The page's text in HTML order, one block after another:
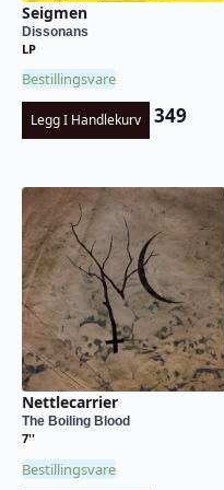
Seigmen
Dissonans
LP
Bestillingsvare
Legg I Handlekurv 349
Nettlecarrier
The Boiling Blood
7''
Bestillingsvare